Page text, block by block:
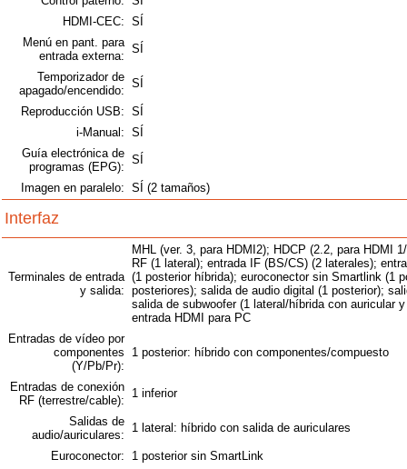
HDMI-CEC: SÍ
Menú en pant. para
entrada externa:
SÍ
Temporizador de
apagado/encendido:
SÍ
Reproducción USB: SÍ
i-Manual: SÍ
Guía electrónica de
programas (EPG):
SÍ
Imagen en paralelo: SÍ (2 tamaños)
Interfaz
Terminales de entrada
y salida:
MHL (ver. 3, para HDMI2); HDCP (2.2, para HDMI
RF (1 lateral); entrada IF (BS/CS) (2 laterales);
(1 posterior híbrida); euroconector sin Smartlink (1
posteriores); salida de audio digital (1 posterior);
salida de subwoofer (1 lateral/híbrida con auricular
entrada HDMI para PC
Entradas de vídeo por
componentes
(Y/Pb/Pr):
1 posterior: híbrido con componentes/compuesto
Entradas de conexión
RF (terrestre/cable):
1 inferior
Salidas de
audio/auriculares:
1 lateral: híbrido con salida de auriculares
Euroconector:
1 posterior sin SmartLink